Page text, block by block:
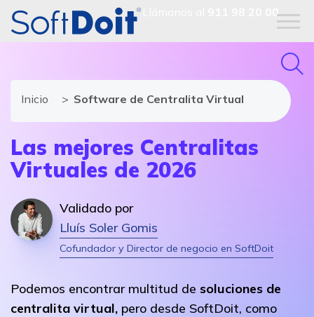
911 98 20 00
Inicio Software de Centralita Virtual
Las mejores Centralitas
Virtuales de 2026
Validado por
Lluís Soler Gomis
Cofundador y Director de negocio en SoftDoit
Podemos encontrar multitud de soluciones de
centralita virtual, pero desde SoftDoit, como